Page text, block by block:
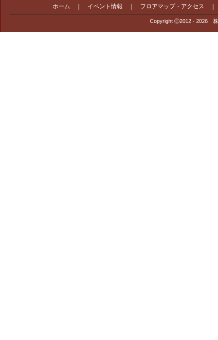
ホーム イベント情報 フロアマップ・アクセス
Copyright Ⓒ2012 - 2026 株